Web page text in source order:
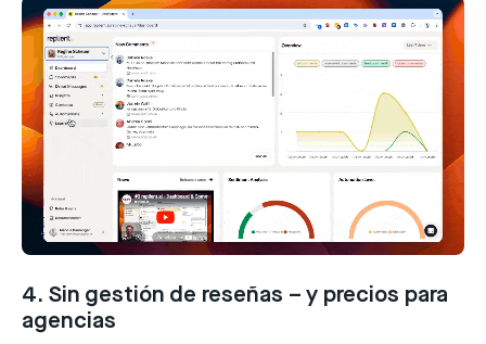
4. Sin gestión de reseñas – y precios para
agencias